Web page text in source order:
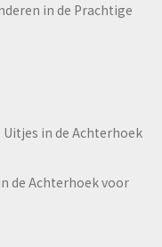
in de Prachtige
Uitjes in de Achterhoek
de Achterhoek voor